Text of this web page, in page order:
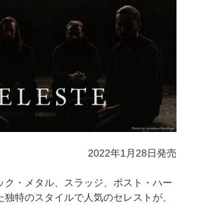
2022年1月28日発売
ク・メタル、スラッジ、ポスト・ハー
独特のスタイルで人気のセレストが、